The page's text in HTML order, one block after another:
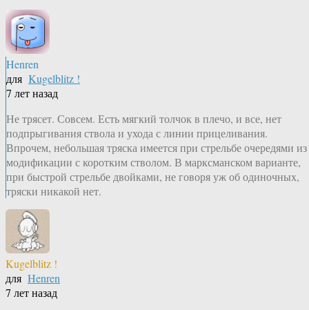
Henren
для Kugelblitz !
7 лет назад
Не трясет. Совсем. Есть мягкий толчок в плечо, и все, нет
подпрыгивания ствола и ухода с линии прицеливания.
Впрочем, небольшая тряска имеется при стрельбе очередями из
модификации с коротким стволом. В марксманском варианте,
при быстрой стрельбе двойками, не говоря уж об одиночных,
тряски никакой нет.
Kugelblitz !
для Henren
7 лет назад